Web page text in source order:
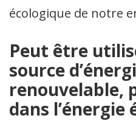
écologique de notre
Peut être
source
renouvelable,
dans l’énergie